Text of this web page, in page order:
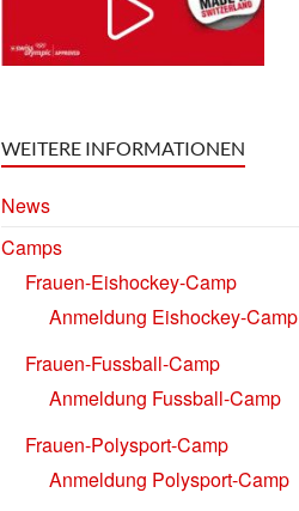
WEITERE INFORMATIONEN
News
Camps
Frauen-Eishockey-Camp
Anmeldung Eishockey-Camp
Frauen-Fussball-Camp
Anmeldung Fussball-Camp
Frauen-Polysport-Camp
Anmeldung Polysport-Camp